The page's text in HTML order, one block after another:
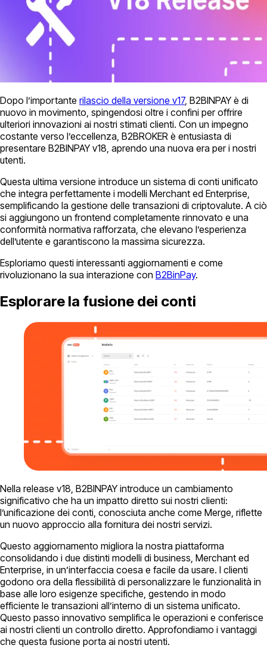
Dopo l’importante rilascio della versione v17, B2BINPAY è di
nuovo in movimento, spingendosi oltre i confini per offrire
ulteriori innovazioni ai nostri stimati clienti. Con un impegno
costante verso l’eccellenza, B2BROKER è entusiasta di
presentare B2BINPAY v18, aprendo una nuova era per i nostri
utenti.
Questa ultima versione introduce un sistema di conti unificato
che integra perfettamente i modelli Merchant ed Enterprise,
semplificando la gestione delle transazioni di criptovalute. A ciò
si aggiungono un frontend completamente rinnovato e una
conformità normativa rafforzata, che elevano l’esperienza
dell’utente e garantiscono la massima sicurezza.
Esploriamo questi interessanti aggiornamenti e come
rivoluzionano la sua interazione con B2BinPay.
Esplorare la fusione dei conti
Nella release v18, B2BINPAY introduce un cambiamento
significativo che ha un impatto diretto sui nostri clienti:
l’unificazione dei conti, conosciuta anche come Merge, riflette
un nuovo approccio alla fornitura dei nostri servizi.
Questo aggiornamento migliora la nostra piattaforma
consolidando i due distinti modelli di business, Merchant ed
Enterprise, in un’interfaccia coesa e facile da usare. I clienti
godono ora della flessibilità di personalizzare le funzionalità in
base alle loro esigenze specifiche, gestendo in modo
efficiente le transazioni all’interno di un sistema unificato.
Questo passo innovativo semplifica le operazioni e conferisce
ai nostri clienti un controllo diretto. Approfondiamo i vantaggi
che questa fusione porta ai nostri utenti.